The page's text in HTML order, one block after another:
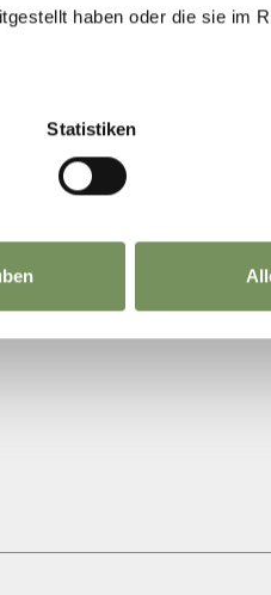
haben oder die sie im
Statistiken